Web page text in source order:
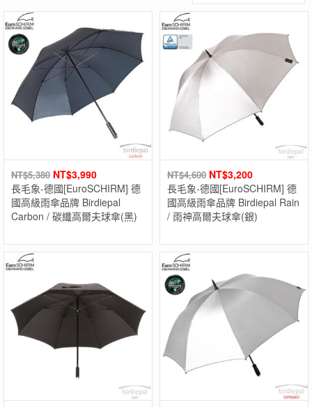
NT$5,380 NT$3,990
長毛象-德國[EuroSCHIRM] 德
國高級雨傘品牌 Birdiepal
Carbon / 碳纖高爾夫球傘(黑)
NT$4,600 NT$3,200
長毛象-德國[EuroSCHIRM] 德
國高級雨傘品牌 Birdiepal Rain
/ 雨神高爾夫球傘(銀)